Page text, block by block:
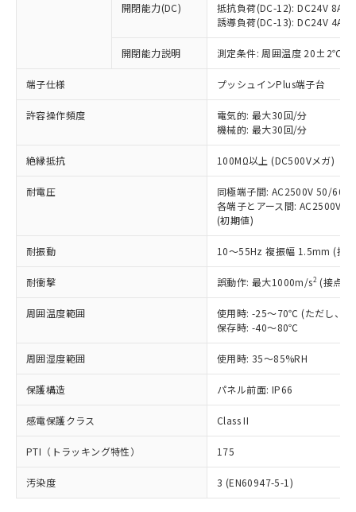
開閉能力(DC)
抵抗負荷(DC-12): DC24V 8A/
誘導負荷(DC-13): DC24V 4A/
開閉能力説明 測定条件: 周囲温度 20±2℃、
端子仕様 プッシュインPlus端子台
許容操作頻度
電気的: 最大30回/分
機械的: 最大30回/分
絶縁抵抗 100MΩ以上 (DC500Vメガ)
耐電圧
同極端子間: AC2500V 50/
各端子とアース間: AC2500V
(初期値)
耐振動 10～55Hz 複振幅 1.5mm (接
耐衝撃 誤動作: 最大1000m/s2 (接点
周囲温度範囲
使用時: -25～70℃ (ただし、氷
保存時: -40～80℃
周囲湿度範囲 使用時: 35～85%RH
保護構造 パネル前面: IP66
感電保護クラス Class II
PTI（トラッキング特性） 175
汚染度 3 (EN60947-5-1)
以下の条件をお読みいただき、同意のうえ
ご利用ください。
本サービスは、当社制御機器事業取扱
商品の当社在庫状況および標準価格
(税抜)を提供させていただくもので
当社制御機器事業取扱商品の中には、
本サービスの対象外となる商品もある
ことをご了承ください。
在庫状況および標準価格照会結果は、
記載している更新日時点での社内デー
タに基づき作成されるものであり、閲
覧された時点での実際の在庫および標
準価格とは異なる場合があることをご
正式な納期状況および標準価格はお客
様のお取引先、またはお客様担当のオ
ムロン制御機器販売店・当社販売員に
オムロン制御機器販売店や当社販売拠
販売ネットワーク
」をご確認
在庫状況および標準価格結果を当社の
事前の承諾なく第三者に漏洩または開
示しないようお願いします。
マイパーツ機能（部品リスト作成サー
ビス）をご利用いただくには、I-Web
対応予定なし：EU RoHS指令（10物質）の
非含有に非対応の商品で、対応品を出す予
調査・確認中：EU RoHS指令（10物質）の
非含有の対応状況を調査中または確認中の
商品です。
非該当品：ライセンス料など無形物で、有
害物質有無と関係のない商品です。
仕入先様の事情により、非含有部品として
いたものが、含有品と判明した場合などや
むを得ず変更することがあります。
鉛(Pb) 1000ppm以下、 水銀(Hg) 1000ppm以下、 カド
六価クロム(Cr(Ⅵ)) 1000ppm以下、ポリ臭化ビフェニル
類(PBB) 1000ppm以下、ポリ臭化ジフェニルエーテル類
ルベンジル（BBP） 1000ppm以下、フタル酸ジブチル
（DBP） 1000ppm以下、フタル酸ジイソブチル
但し、RoHS指令で産業用監視および制御機器に対する
適用除外項目は除く。
フタル酸エステル類の４物質については閾値を超える意
図的な使用がないことを確認しています。
部品在庫の切り替え状況などにより、予定
月が前後することがあります。
「○」：最大均質材料含有率が中国RoHSの
基準値以下であることを示します。
「×」：最大均質材料含有率が中国RoHSの
基準値を超えていることを示します。
「－」：未確認です。当社販売部門へお問
*中国RoHS10物質の基準値 (GB/T26572)：
Pb(鉛) :1000ppm、 Hg(水銀) : 1000ppm、 Cd(カドミウ
Cr(Ⅵ)(六価クロム) : 1000ppm、 PBBs(ポリ臭化ビフェ
ニル類) : 1000ppm、 PBDEs(ポリ臭化ジフェニルエーテ
ル類) : 1000ppm、
DBP(フタル酸ジブチル) : 1000ppm、 DIBP(フタル酸ジ
イソブチル) : 1000ppm、 BBP(フタル酸ブチルベンジ
DEHP(フタル酸ビス(2-エチルヘキシル)) : 1000ppm
「ｅ」：有害物質（10物質）のすべてが基
準値以下であることを示します。
「10」：通常の使用状況下において有害物
質が外部に漏えいし、環境に深刻な影響を
及ぼさない年数を意味します。
当社は、これら貴社製品のうち、外国
為替および外国貿易法に定める商品
（以下｢規制貨物等」という）を輸出
または国外への提供する場合は、日本
国政府の輸出許可(または役務取引許
可)を取得するなどの必要な手続きを
当社は規制貨物を破棄する場合は、完
全に破砕するなど、違法に輸出されな
いよう必要な手段を講じます。
当社は貴社製品を、核兵器、ミサイ
ル、化学兵器、生物兵器またはその他
武器並びにこれらの製造装置等に一切
当社は、貴社製品を第三者に販売する
場合は、上記1、2および3の内容を当
該第三者に通知します。また当社は、
販売先および販売に係わる関係者が違
法に輸出するおそれがある場合は、取
り引きをいたしません。
一定数以上の在庫あり
一定数には満たないが在庫あり
在庫なし(最新の在庫状況につ
いては、お客様のお取引先、ま
たはお客様担当のオムロン制御
機器販売店・当社販売員にご確
受注生産機種、また在庫状況の
情報を公開していない機種